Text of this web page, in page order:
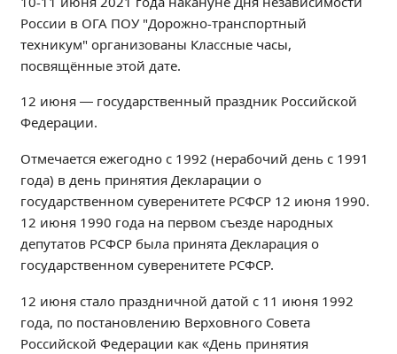
АБИТУРИЕНТУ
Опрос по качеству образования
Новости
Информация
Независимая оценка качества
Профориентация
Обращения онлайн
Контакты
Региональный центр по профилактике ДДТТ
Учебно-производственный комплекс
Противодействие коррупции
Всероссийское чемпионатное движение
России в ОГА ПОУ "Дорожно-транспортный
техникум" организованы Классные часы,
посвящённые этой дате.
12 июня — государственный праздник Российской
Федерации.
Отмечается ежегодно с 1992 (нерабочий день с 1991
года) в день принятия Декларации о
государственном суверенитете РСФСР 12 июня 1990.
12 июня 1990 года на первом съезде народных
депутатов РСФСР была принята Декларация о
государственном суверенитете РСФСР.
12 июня стало праздничной датой с 11 июня 1992
года, по постановлению Верховного Совета
Российской Федерации как «День принятия